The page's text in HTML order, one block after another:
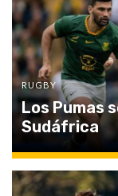
RUGBY
Los Pumas
Sudáfrica